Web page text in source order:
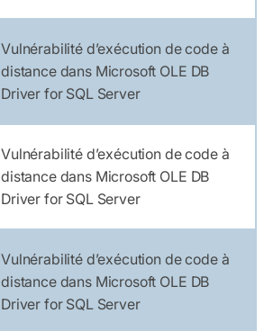
Vulnérabilité d’exécution de code à
distance dans Microsoft OLE DB
Driver for SQL Server
Vulnérabilité d’exécution de code à
distance dans Microsoft OLE DB
Driver for SQL Server
Vulnérabilité d’exécution de code à
distance dans Microsoft OLE DB
Driver for SQL Server